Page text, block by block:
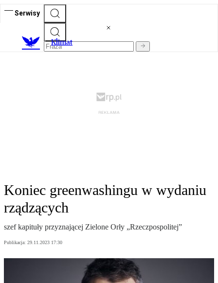
Serwisy
Klimat
Koniec greenwashingu w wydaniu
rządzących
szef kapituły przyznającej Zielone Orły „Rzeczpospolitej”
Publikacja: 29.11.2023 17:30